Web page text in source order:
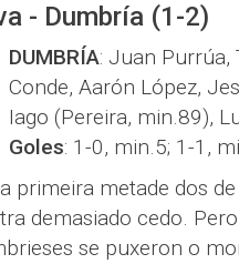
- Dumbría (1-2)
DUMBRÍA: Juan Purrúa,
Conde, Aarón López,
Iago (Pereira, min.89),
Goles: 1-0, min.5; 1-1,
primeira metade dos
demasiado cedo.
se puxeron o